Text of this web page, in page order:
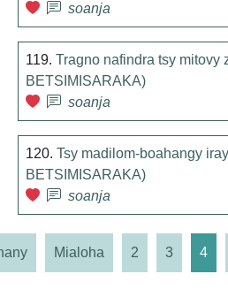
soanja
119. Tragno nafindra tsy mitovy
BETSIMISARAKA)
soanja
120. Tsy madilom-boahangy
BETSIMISARAKA)
soanja
Mialoha 2 3 4